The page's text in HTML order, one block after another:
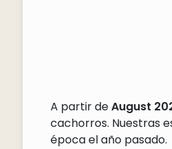
A partir deAugust
cachorros. Nuestras
época el año pasado.